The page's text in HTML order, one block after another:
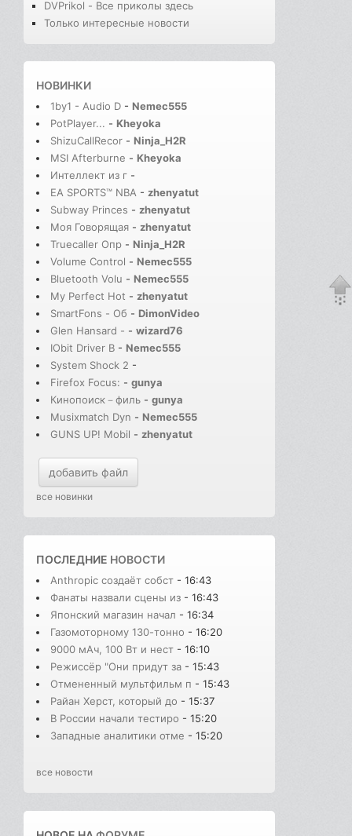
DVPrikol - Все приколы здесь
Только интересные новости
НОВИНКИ
1by1 - Audio D - Nemec555
PotPlayer... - Kheyoka
ShizuCallRecor - Ninja_H2R
MSI Afterburne - Kheyoka
Интеллект из г -
EA SPORTS™ NBA - zhenyatut
Subway Princes - zhenyatut
Моя Говорящая - zhenyatut
Truecaller Опр - Ninja_H2R
Volume Control - Nemec555
Bluetooth Volu - Nemec555
My Perfect Hot - zhenyatut
SmartFons - Об - DimonVideo
Glen Hansard - - wizard76
IObit Driver B - Nemec555
System Shock 2 -
Firefox Focus: - gunya
Кинопоиск－филь - gunya
Musixmatch Dyn - Nemec555
GUNS UP! Mobil - zhenyatut
добавить файл
все новинки
ПОСЛЕДНИЕ НОВОСТИ
Anthropic создаёт собст - 16:43
Фанаты назвали сцены из - 16:43
Японский магазин начал - 16:34
Газомоторному 130-тонно - 16:20
9000 мАч, 100 Вт и нест - 16:10
Режиссёр "Они придут за - 15:43
Отмененный мультфильм п - 15:43
Райан Херст, который до - 15:37
В России начали тестиро - 15:20
Западные аналитики отме - 15:20
все новости